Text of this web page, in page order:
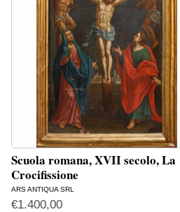
Scuola romana, XVII secolo, La
Crocifissione
ARS ANTIQUA SRL
€1.400,00